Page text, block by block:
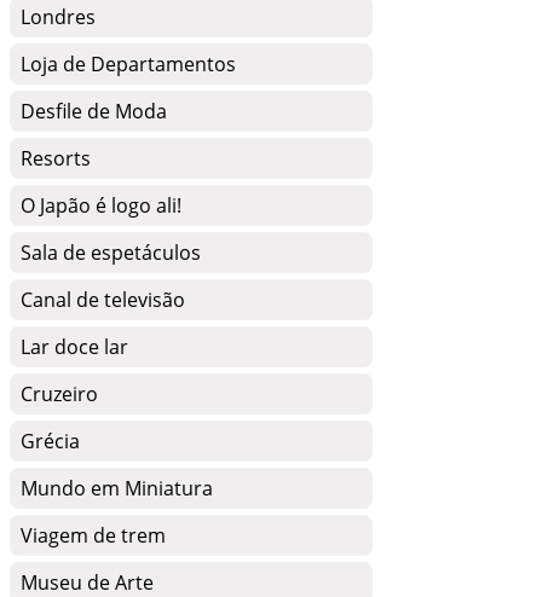
Londres
Loja de Departamentos
Desfile de Moda
Resorts
O Japão é logo ali!
Sala de espetáculos
Canal de televisão
Lar doce lar
Cruzeiro
Grécia
Mundo em Miniatura
Viagem de trem
Museu de Arte